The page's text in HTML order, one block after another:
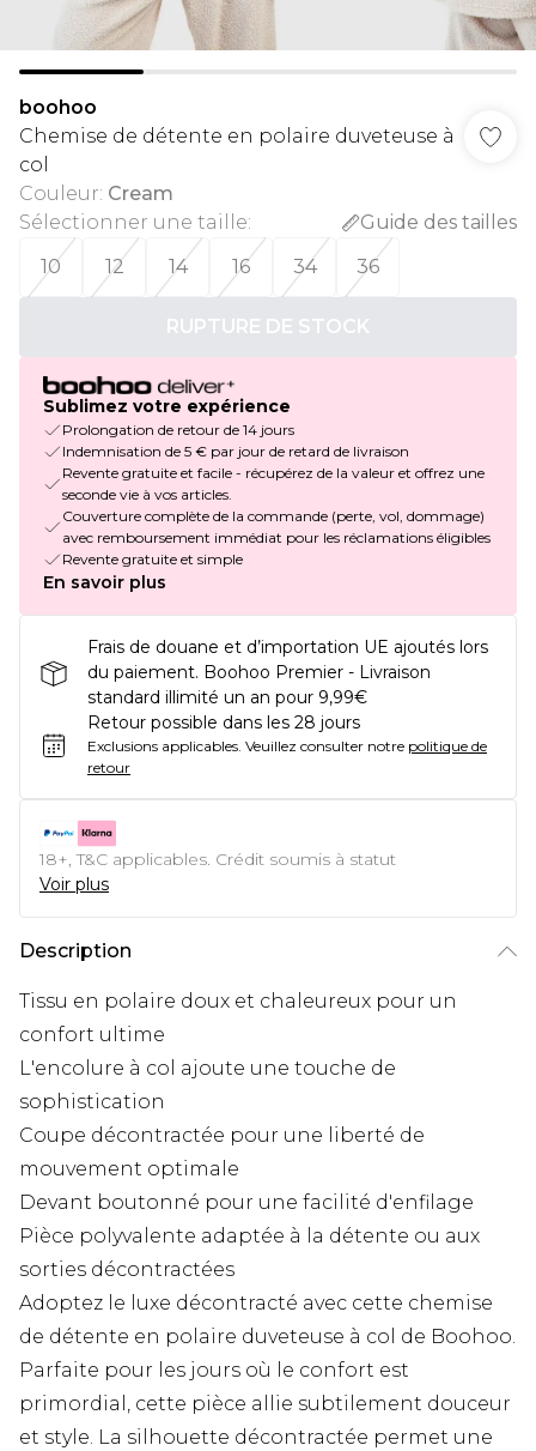
boohoo
Chemise de détente en polaire duveteuse à
col
Couleur: Cream
Sélectionner une taille:
Guide des tailles
10
12 14 16 34 36
RUPTURE DE STOCK
Sublimez votre expérience
Prolongation de retour de 14 jours
Indemnisation de 5 € par jour de retard de livraison
Revente gratuite et facile - récupérez de la valeur et offrez une
seconde vie à vos articles.
Couverture complète de la commande (perte, vol, dommage)
avec remboursement immédiat pour les réclamations éligibles
Revente gratuite et simple
En savoir plus
Frais de douane et d’importation UE ajoutés lors
du paiement. Boohoo Premier - Livraison
standard illimité un an pour 9,99€
Retour possible dans les 28 jours
Exclusions applicables. Veuillez consulter notre politique de
retour
18+, T&C applicables. Crédit soumis à statut
Voir plus
Description
Tissu en polaire doux et chaleureux pour un
confort ultime
L'encolure à col ajoute une touche de
sophistication
Coupe décontractée pour une liberté de
mouvement optimale
Devant boutonné pour une facilité d'enfilage
Pièce polyvalente adaptée à la détente ou aux
sorties décontractées
Adoptez le luxe décontracté avec cette chemise
de détente en polaire duveteuse à col de Boohoo.
Parfaite pour les jours où le confort est
primordial, cette pièce allie subtilement douceur
et style. La silhouette décontractée permet une